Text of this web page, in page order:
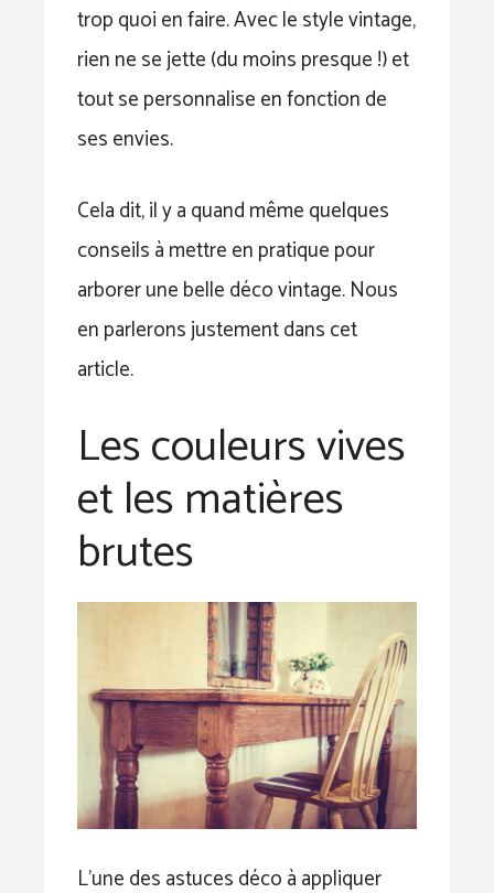
trop quoi en faire. Avec le style vintage,
rien ne se jette (du moins presque !) et
tout se personnalise en fonction de
ses envies.
Cela dit, il y a quand même quelques
conseils à mettre en pratique pour
arborer une belle déco vintage. Nous
en parlerons justement dans cet
article.
Les couleurs vives
et les matières
brutes
L’une des astuces déco à appliquer